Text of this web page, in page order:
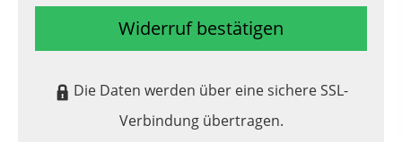
Widerruf bestätigen
Die Daten werden über eine sichere SSL-
Verbindung übertragen.